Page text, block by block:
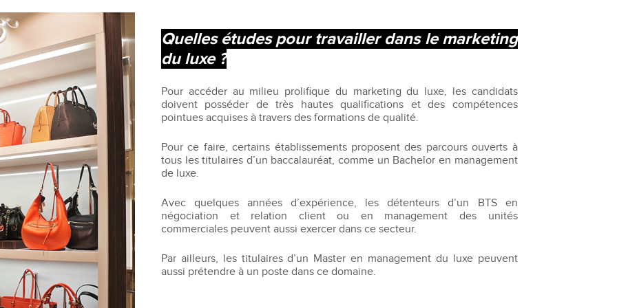
Quelles études pour travailler dans le marketing
du luxe ?
Pour accéder au milieu prolifique du marketing du luxe, les candidats
doivent posséder de très hautes qualifications et des compétences
pointues acquises à travers des formations de qualité.
Pour ce faire, certains établissements proposent des parcours ouverts à
tous les titulaires d’un baccalauréat, comme un Bachelor en management
de luxe.
Avec quelques années d’expérience, les détenteurs d’un BTS en
négociation et relation client ou en management des unités
commerciales peuvent aussi exercer dans ce secteur.
Par ailleurs, les titulaires d’un Master en management du luxe peuvent
aussi prétendre à un poste dans ce domaine.
Mastère Marketing du Luxe
Mastère Business Development
Mastère Marketing Produit :
Cosmétiques et Bien-être
Mastère Big Data & Intelligence
Artificielle
MBA
MBA Management et Gestion d'un
Centre de Profit